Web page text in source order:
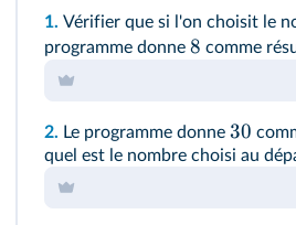
1. Vérifier que si l'on choisit le
programme donne 8 comme
2. Le programme donne 30
quel est le nombre choisi au